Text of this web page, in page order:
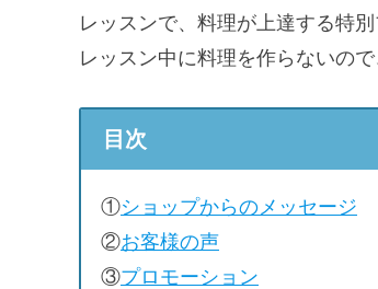
レッスンで、料理が上達する特
レッスン中に料理を作らないの
目次
①ショップからのメッセージ
②お客様の声
③プロモーション